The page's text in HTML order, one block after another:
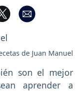
de Juan Manuel
son el mejor
aprender a